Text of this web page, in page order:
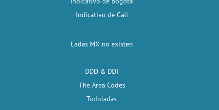
Indicativo de Cali
Ladas MX no existen
DDD & DDI
The Area Codes
Todoladas